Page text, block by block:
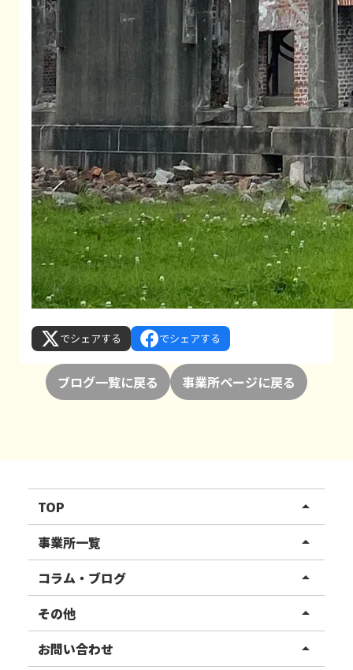
でシェアする でシェアする
ブログ一覧に戻る 事業所ページに戻る
TOP arrow_drop_up
リハスワーク
リハスファーム
事業所一覧 arrow_drop_up
関東エリア
東北エリア
甲信越エリア
コラム・ブログ arrow_drop_up
事業所ブログ
ご利用者様の声
その他 arrow_drop_up
お知らせ
お問い合わせ arrow_drop_up